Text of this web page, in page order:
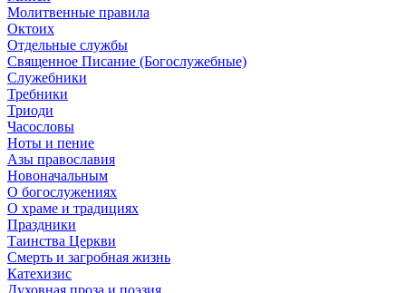
Молитвенные правила
Октоих
Отдельные службы
Священное Писание (Богослужебные)
Служебники
Требники
Триоди
Часословы
Ноты и пение
Азы православия
Новоначальным
О богослужениях
О храме и традициях
Праздники
Таинства Церкви
Смерть и загробная жизнь
Катехизис
Духовная проза и поэзия